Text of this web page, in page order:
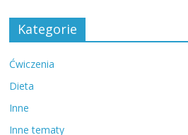
Kategorie
Ćwiczenia
Dieta
Inne
Inne tematy